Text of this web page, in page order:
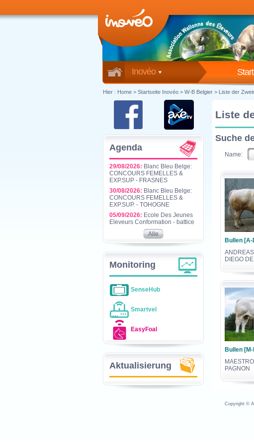
Inovéo
Hier : Home > Startseite Inovéo > W-B Belgier > Liste der
Agenda
29/08/2026: Blanc Bleu Belge:
CONCOURS FEMELLES &
EXP.SUP - FRASNES
30/08/2026: Blanc Bleu Belge:
CONCOURS FEMELLES &
EXP.SUP. - TOHOGNE
05/09/2026: Ecole Des Jeunes
Eleveurs Conformation - battice
Alle
Monitoring
SenseHub
Smartvel
EasyFoal
Aktualisierung
Liste
Suche
Name:
Bullen [A-
DIEGO
Bullen [M-
PAGNON
Copyright ©